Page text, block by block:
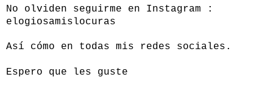
No olviden seguirme en Instagram :
elogiosamislocuras
Así cómo en todas mis redes sociales.
Espero que les guste